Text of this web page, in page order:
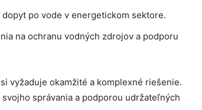
dopyt po vode v energetickom sektore.
na ochranu vodných zdrojov a podporu
vyžaduje okamžité a komplexné riešenie.
správania a podporou udržateľných